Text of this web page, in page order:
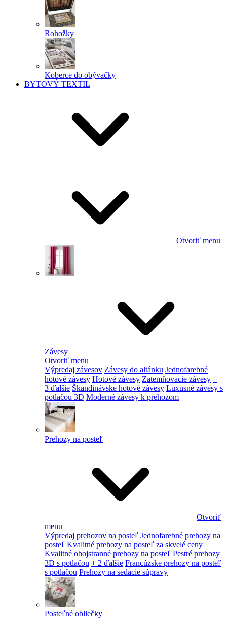
Rohožky
Koberce do obývačky
BYTOVÝ TEXTIL
Otvoriť menu
Závesy
Otvoriť menu
Výpredaj závesov Závesy do altánku Jednofarebné
hotové závesy Hotové závesy Zatemňovacie závesy +
3 ďalšie Škandinávske hotové závesy Luxusné závesy s
potlačou 3D Moderné závesy k prehozom
Prehozy na posteľ
Otvoriť
menu
Výpredaj prehozov na posteľ Jednofarebné prehozy na
posteľ Kvalitné prehozy na posteľ za skvelé ceny
Kvalitné obojstranné prehozy na posteľ Pestré prehozy
3D s potlačou + 2 ďalšie Francúzske prehozy na posteľ
s potlačou Prehozy na sedacie súpravy
Posteľné obliečky